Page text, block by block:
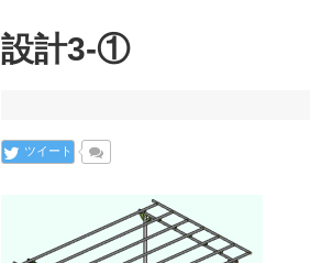
設計3-①
ツイート